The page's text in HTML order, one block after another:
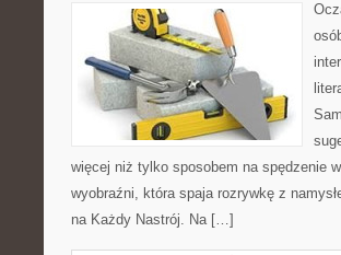
więcej niż tylko sposobem na spędzenie
wyobraźni, która spaja rozrywkę z
na Każdy Nastrój. Na […]